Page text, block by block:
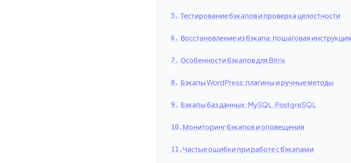
Тестирование бэкапов и проверка целостности
Восстановление из бэкапа: пошаговая инструкция
Особенности бэкапов для Bitrix
Бэкапы WordPress: плагины и ручные методы
Бэкапы баз данных: MySQL, PostgreSQL
Мониторинг бэкапов и оповещения
Частые ошибки при работе с бэкапами